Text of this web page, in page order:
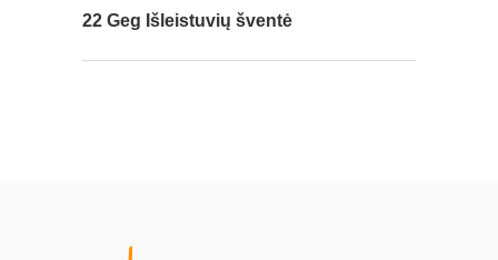
22 Geg Išleistuvių šventė